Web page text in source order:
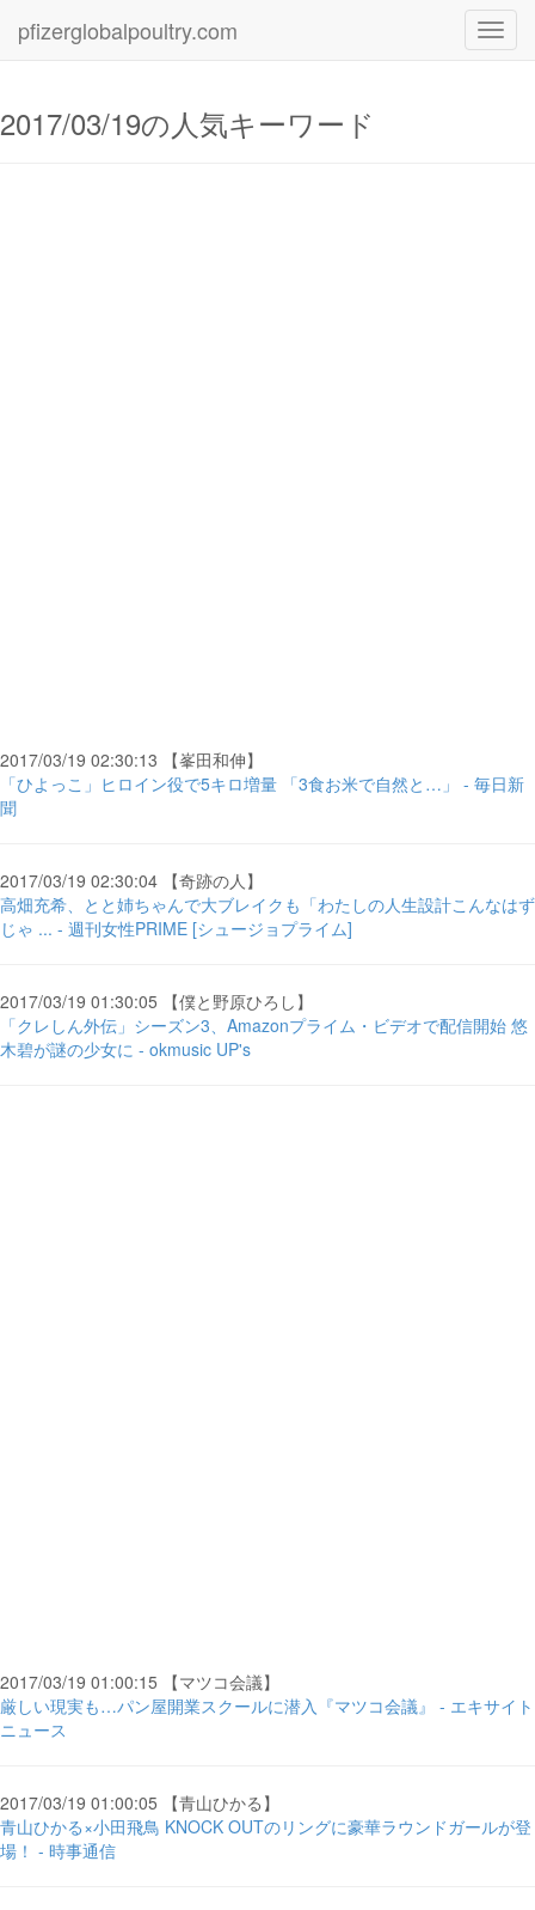
pfizerglobalpoultry.com
2017/03/19の人気キーワード
2017/03/19 02:30:13 【峯田和伸】
「ひよっこ」ヒロイン役で5キロ増量 「3食お米で自然と…」 - 毎日新
聞
2017/03/19 02:30:04 【奇跡の人】
高畑充希、とと姉ちゃんで大ブレイクも「わたしの人生設計こんなはず
じゃ ... - 週刊女性PRIME [シュージョプライム]
2017/03/19 01:30:05 【僕と野原ひろし】
「クレしん外伝」シーズン3、Amazonプライム・ビデオで配信開始 悠
木碧が謎の少女に - okmusic UP's
2017/03/19 01:00:15 【マツコ会議】
厳しい現実も…パン屋開業スクールに潜入『マツコ会議』 - エキサイト
ニュース
2017/03/19 01:00:05 【青山ひかる】
青山ひかる×小田飛鳥 KNOCK OUTのリングに豪華ラウンドガールが登
場！ - 時事通信